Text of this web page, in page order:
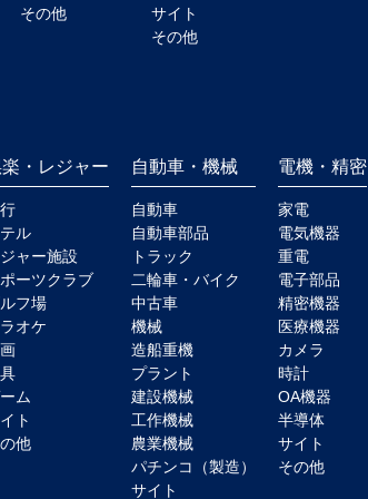
その他
サイト
その他
・レジャー
ル
ャー施設
ーツクラブ
フ場
オケ
ム
ト
他
自動車・機械
自動車
自動車部品
トラック
二輪車・バイク
中古車
機械
造船重機
プラント
建設機械
工作機械
農業機械
パチンコ（製造）
サイト
電機・精密
家電
電気機器
重電
電子部品
精密機器
医療機器
カメラ
時計
OA機器
半導体
サイト
その他